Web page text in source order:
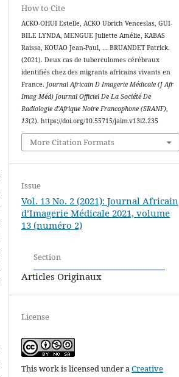
How to Cite
ACKO-OHUI Estelle, ACKO Ubrich Venceslas, GUI-
BILE LYNDA, MENGUE Juliette Amélie, KABAS
Raissa, KOUAO Jean-Paul, … BRUANDET Patrick.
(2021). Deux cas de tuberculomes cérébraux
identifiés chez des migrants africains vivants en
France. Journal Africain D Imagerie Médicale (J Afr
Imag Méd) Journal Officiel De La Société De
Radiologie d’Afrique Noire Francophone (SRANF)
13(2). https://doi.org/10.55715/jaim.v13i2.235
More Citation Formats
Issue
Vol. 13 No. 2 (2021): Journal Africain
d’Imagerie Médicale 2021, volume
13 (numéro 2)
Section
Articles Originaux
License
This work is licensed under aCreative